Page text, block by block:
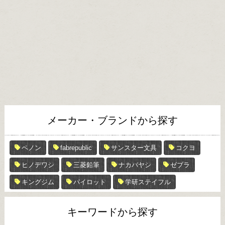
メーカー・ブランドから探す
ペノン fabrepublic サンスター文具 コクヨ
ヒノデワシ 三菱鉛筆 ナカバヤシ ゼブラ
キングジム パイロット 学研ステイフル
キーワードから探す